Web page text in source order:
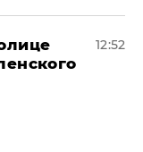
12:52